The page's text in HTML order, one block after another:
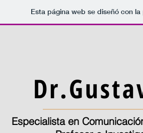
Esta página web se diseñó con
Dr.
Especialista en